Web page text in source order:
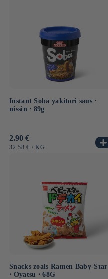
Instant Soba yakitori saus ⋅
nissin ⋅ 89g
Normale
prijs
2.90 €
EENHEIDSPRIJS
32.58 € / PER
KG
Snacks zoals Ramen Baby-Star
⋅ Oyatsu ⋅ 68G